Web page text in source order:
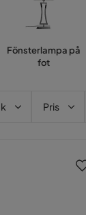
Fönsterlampa på
fot
Pris